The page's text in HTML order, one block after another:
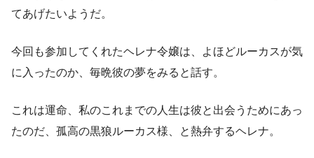
てあげたいようだ。
今回も参加してくれたヘレナ令嬢は、よほどルーカスが気
に入ったのか、毎晩彼の夢をみると話す。
これは運命、私のこれまでの人生は彼と出会うためにあっ
たのだ、孤高の黒狼ルーカス様、と熱弁するヘレナ。